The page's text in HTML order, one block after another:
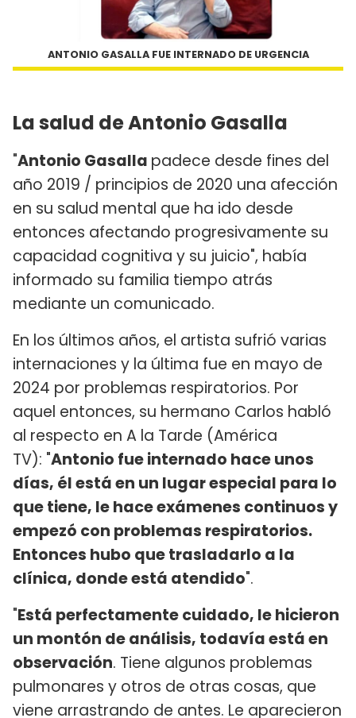
ANTONIO GASALLA FUE INTERNADO DE URGENCIA
La salud de Antonio Gasalla
"Antonio Gasalla padece desde fines del
año 2019 / principios de 2020 una afección
en su salud mental que ha ido desde
entonces afectando progresivamente su
capacidad cognitiva y su juicio", había
informado su familia tiempo atrás
mediante un comunicado.
En los últimos años, el artista sufrió varias
internaciones y la última fue en mayo de
2024 por problemas respiratorios. Por
aquel entonces, su hermano Carlos habló
al respecto en A la Tarde (América
TV): "Antonio fue internado hace unos
días, él está en un lugar especial para lo
que tiene, le hace exámenes continuos y
empezó con problemas respiratorios.
Entonces hubo que trasladarlo a la
clínica, donde está atendido".
"Está perfectamente cuidado, le hicieron
un montón de análisis, todavía está en
observación. Tiene algunos problemas
pulmonares y otros de otras cosas, que
viene arrastrando de antes. Le aparecieron